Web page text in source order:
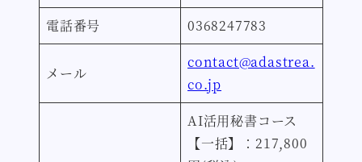
電話番号
0368247783
メール
contact@adastrea.
co.jp
AI活用秘書コース
【一括】： 217,800